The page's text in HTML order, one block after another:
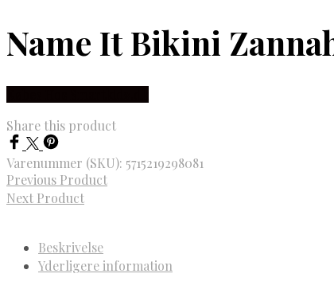
Name It Bikini
Share this product
Varenummer (SKU): 5715219298081
Previous Product
Next Product
Beskrivelse
Yderligere information